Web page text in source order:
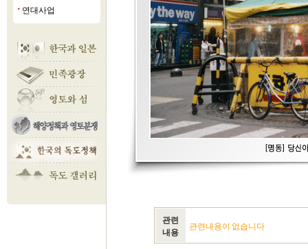
■ 연대사업
관련
내용
관련내용이 없습니다